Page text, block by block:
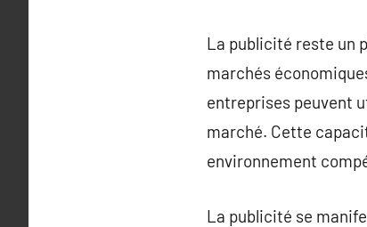
La publicité reste un
marchés
entreprises peuvent
marché. Cette
environnement
La publicité se